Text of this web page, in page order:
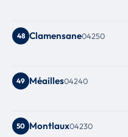
48 Clamensane04250
49 Méailles04240
50 Montlaux04230